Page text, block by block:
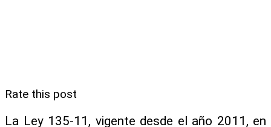
Rate this post
La Ley 135-11, vigente desde el año 2011, en